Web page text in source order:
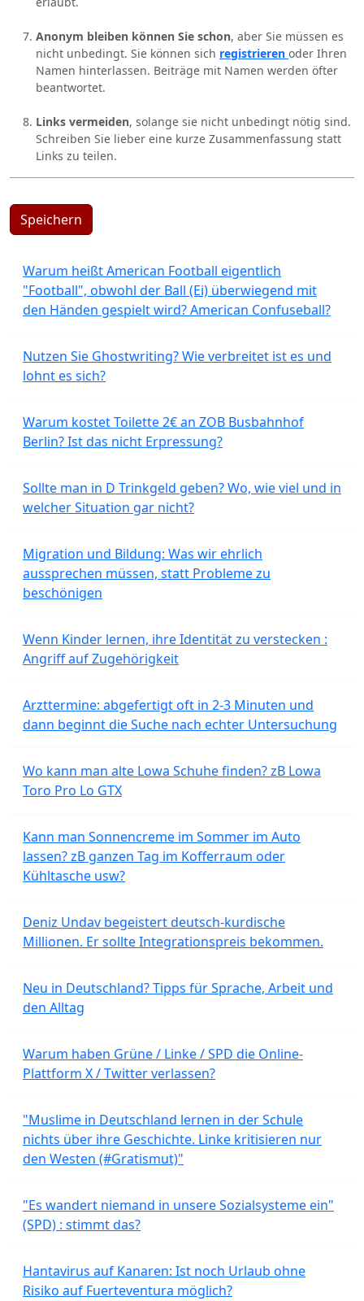
Anonym bleiben können Sie schon, aber Sie müssen es
nicht unbedingt. Sie können sich registrieren oder Ihren
Namen hinterlassen. Beiträge mit Namen werden öfter
beantwortet.
Links vermeiden, solange sie nicht unbedingt nötig sind.
Schreiben Sie lieber eine kurze Zusammenfassung statt
Links zu teilen.
Speichern
Warum heißt American Football eigentlich
"Football", obwohl der Ball (Ei) überwiegend mit
den Händen gespielt wird? American Confuseball?
Nutzen Sie Ghostwriting? Wie verbreitet ist es und
lohnt es sich?
Warum kostet Toilette 2€ an ZOB Busbahnhof
Berlin? Ist das nicht Erpressung?
Sollte man in D Trinkgeld geben? Wo, wie viel und in
welcher Situation gar nicht?
Migration und Bildung: Was wir ehrlich
aussprechen müssen, statt Probleme zu
beschönigen
Wenn Kinder lernen, ihre Identität zu verstecken :
Angriff auf Zugehörigkeit
Arzttermine: abgefertigt oft in 2-3 Minuten und
dann beginnt die Suche nach echter Untersuchung
Wo kann man alte Lowa Schuhe finden? zB Lowa
Toro Pro Lo GTX
Kann man Sonnencreme im Sommer im Auto
lassen? zB ganzen Tag im Kofferraum oder
Kühltasche usw?
Deniz Undav begeistert deutsch-kurdische
Millionen. Er sollte Integrationspreis bekommen.
Neu in Deutschland? Tipps für Sprache, Arbeit und
den Alltag
Warum haben Grüne / Linke / SPD die Online-
Plattform X / Twitter verlassen?
"Muslime in Deutschland lernen in der Schule
nichts über ihre Geschichte. Linke kritisieren nur
den Westen (#Gratismut)"
"Es wandert niemand in unsere Sozialsysteme ein"
(SPD) : stimmt das?
Hantavirus auf Kanaren: Ist noch Urlaub ohne
Risiko auf Fuerteventura möglich?